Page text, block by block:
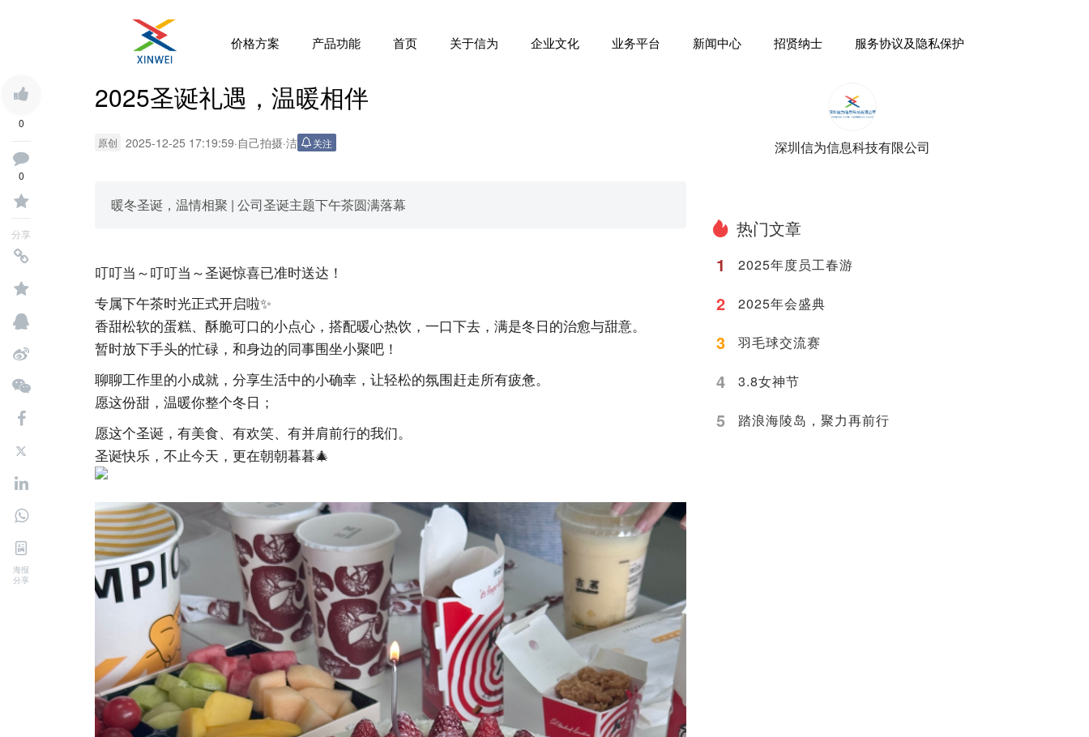
价格方案 产品功能 首页 关于信为 企业文化 业务平台 新闻中心 招贤纳士 服务协议及隐私保护
0
0
分享
海报
分享
2025圣诞礼遇，温暖相伴
原创 2025-12-25 17:19:59·自己拍摄·洁 关注
暖冬圣诞，温情相聚 | 公司圣诞主题下午茶圆满落幕
叮叮当～叮叮当～圣诞惊喜已准时送达！
专属下午茶时光正式开启啦✨
香甜松软的蛋糕、酥脆可口的小点心，搭配暖心热饮，一口下去，满是冬日的治愈与甜意。
暂时放下手头的忙碌，和身边的同事围坐小聚吧！
聊聊工作里的小成就，分享生活中的小确幸，让轻松的氛围赶走所有疲惫。
愿这份甜，温暖你整个冬日；
愿这个圣诞，有美食、有欢笑、有并肩前行的我们。
圣诞快乐，不止今天，更在朝朝暮暮🎄
深圳信为信息科技有限公司
热门文章
1
2025年度员工春游
2 2025年会盛典
3 羽毛球交流赛
4 3.8女神节
5 踏浪海陵岛，聚力再前行